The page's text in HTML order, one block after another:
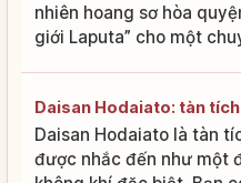
nhiên hoang sơ hòa
giới Laputa” cho một
Daisan Hodaiato: tàn
Daisan Hodaiato là tàn
được nhắc đến như một